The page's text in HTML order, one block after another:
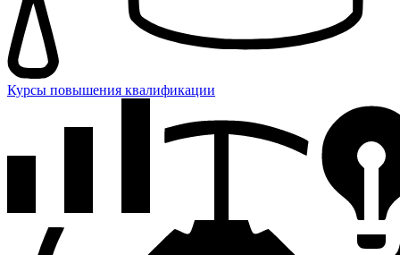
Курсы повышения квалификации